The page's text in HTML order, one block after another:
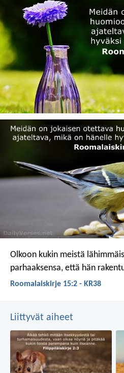
Olkoon kukin meistä
parhaaksensa, että hän
Roomalaiskirje 15:2 - KR38
Liittyvät aiheet